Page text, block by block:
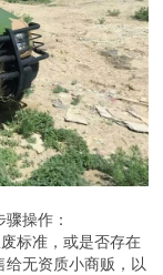
操作：
标准，或是否存在
给无资质小商贩，以